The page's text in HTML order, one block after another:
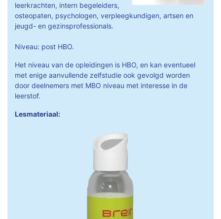
leerkrachten, intern begeleiders,
osteopaten, psychologen, verpleegkundigen, artsen en
jeugd- en gezinsprofessionals.
Niveau: post HBO.
Het niveau van de opleidingen is HBO, en kan eventueel
met enige aanvullende zelfstudie ook gevolgd worden
door deelnemers met MBO niveau met interesse in de
leerstof.
Lesmateriaal: